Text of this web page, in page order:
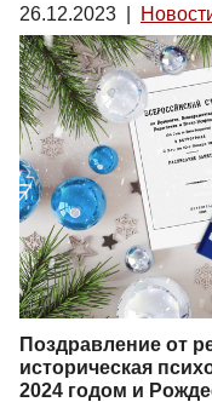
26.12.2023
Поздравление от
историческая
2024 годом и